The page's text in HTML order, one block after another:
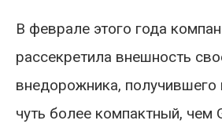
В феврале этого года
рассекретила внешность
внедорожника, получившего
чуть более компактный, чем